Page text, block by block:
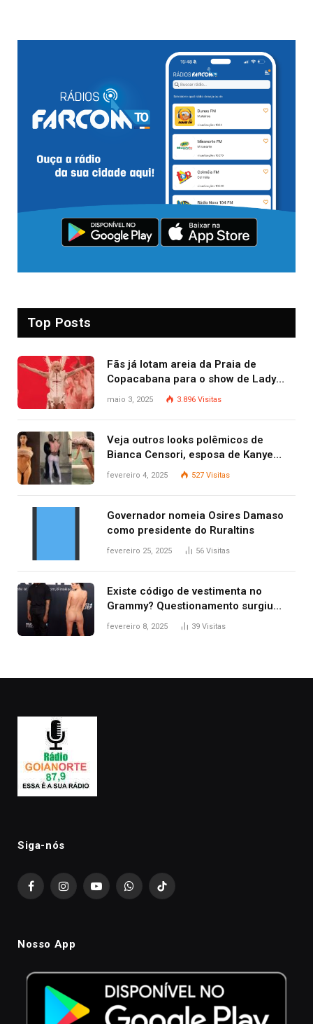
Top Posts
Fãs já lotam areia da Praia de
Copacabana para o show de Lady
Gaga
maio 3, 2025 3.896 Visitas
Veja outros looks polêmicos de
Bianca Censori, esposa de Kanye
West que apareceu nua no Grammy
fevereiro 4, 2025 527 Visitas
Governador nomeia Osires Damaso
como presidente do Ruraltins
fevereiro 25, 2025 56 Visitas
Existe código de vestimenta no
Grammy? Questionamento surgiu
após Bianca Censori, mulher de
fevereiro 8, 2025 39 Visitas
Siga-nós
FacebookInstagramYouTubeWhatsAppTikTok
Nosso App